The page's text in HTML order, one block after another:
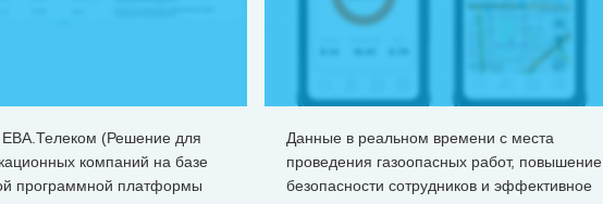
ЕВА.Телеком (Решение для
компаний на базе
программной платформы
Данные в реальном времени с места
проведения газоопасных работ, повышение
безопасности сотрудников и эффективное